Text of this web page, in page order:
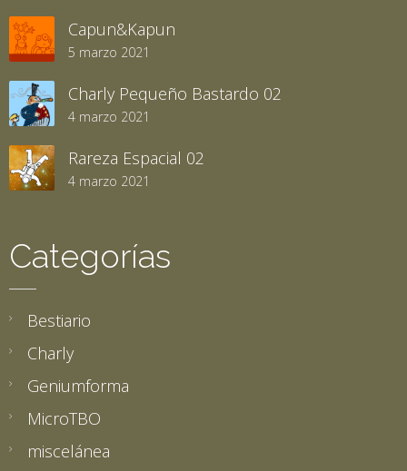
Capun&Kapun
5 marzo 2021
Charly Pequeño Bastardo 02
4 marzo 2021
Rareza Espacial 02
4 marzo 2021
Categorías
Bestiario
Charly
Geniumforma
MicroTBO
miscelánea